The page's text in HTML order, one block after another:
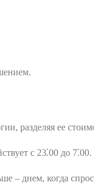
разделяя ее
с 23⁚00 до 7⁚00.
‒ днем, когда